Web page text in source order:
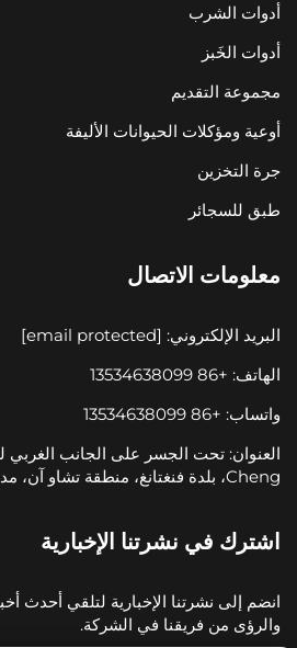
أدوات الشرب
أدوات الخَبز
مجموعة التقديم
أوعية ومؤكلات الحيوانات الأليفة
جرة التخزين
طبق للسجائر
معلومات الاتصال
البريد الإلكتروني: [email protected]
الهاتف: +86 13534638099
واتساب: +86 13534638099
العنوان: تحت الجسر على الجانب الغربي
Cheng، بلدة فنغتانغ، منطقة تشاو آن، مدينة تشاوتشو
اشترك في نشرتنا الإخبارية
انضم إلى نشرتنا الإخبارية لتلقي أحدث
والرؤى من فريقنا في الشركة.